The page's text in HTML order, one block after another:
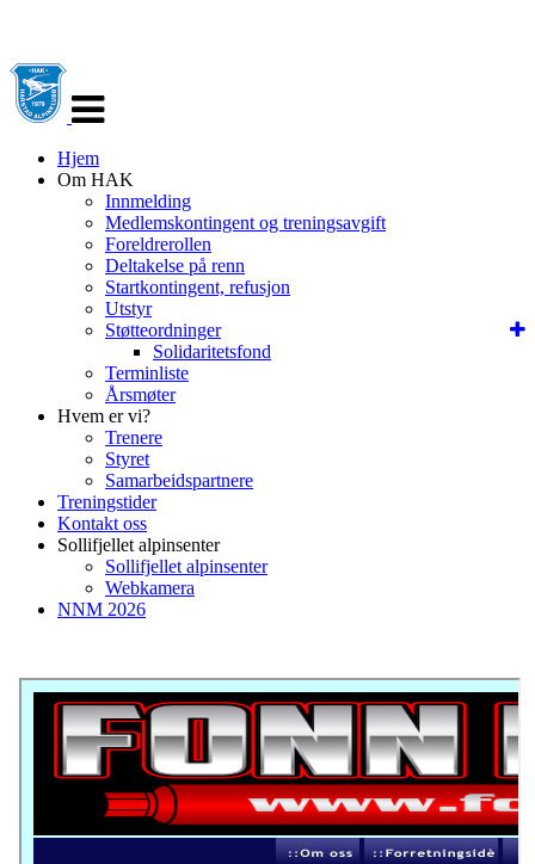
navigasjon
Hjem
Om HAK
Innmelding
Medlemskontingent og treningsavgift
Foreldrerollen
Deltakelse på renn
Startkontingent, refusjon
Utstyr
Støtteordninger
Solidaritetsfond
Terminliste
Årsmøter
Hvem er vi?
Trenere
Styret
Samarbeidspartnere
Treningstider
Kontakt oss
Sollifjellet alpinsenter
Sollifjellet alpinsenter
Webkamera
NNM 2026